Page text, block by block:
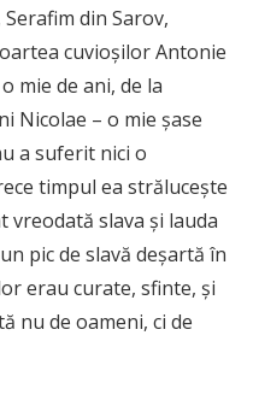
din Sarov,
cuvioşilor Antonie
mie de ani, de la
Nicolae – o mie şase
a suferit nici o
timpul ea străluceşte
vreodată slava şi lauda
pic de slavă deşartă în
erau curate, sfinte, şi
nu de oameni, ci de